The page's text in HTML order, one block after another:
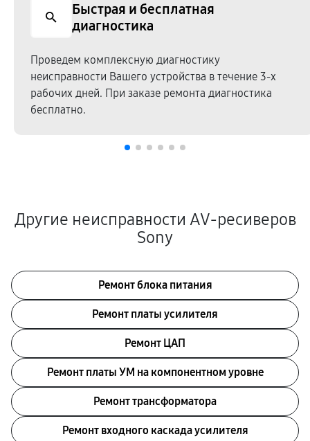
Быстрая и бесплатная
диагностика
Проведем комплексную диагностику
неисправности Вашего устройства в течение 3-х
рабочих дней. При заказе ремонта диагностика
бесплатно.
Другие неисправности AV-ресиверов
Sony
Ремонт блока питания
Ремонт платы усилителя
Ремонт ЦАП
Ремонт платы УМ на компонентном уровне
Ремонт трансформатора
Ремонт входного каскада усилителя